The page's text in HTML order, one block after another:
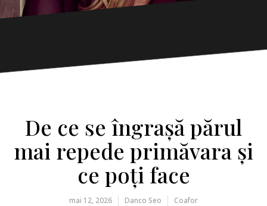
De ce se îngrașă părul
mai repede primăvara și
ce poți face
mai 12, 2026 Danco Seo Coafor